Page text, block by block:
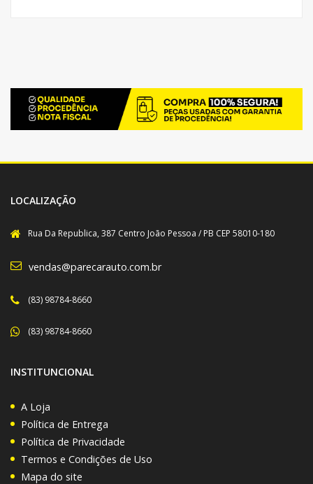
LOCALIZAÇÃO
Rua Da Republica, 387 Centro João Pessoa / PB CEP 58010-180
vendas@parecarauto.com.br
(83) 98784-8660
(83) 98784-8660
INSTITUNCIONAL
A Loja
Política de Entrega
Política de Privacidade
Termos e Condições de Uso
Mapa do site